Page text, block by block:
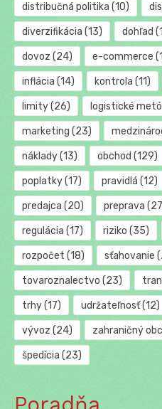
distribučná politika (10)
diverzifikácia (13) dohľad
dovoz (24) e-commerce
inflácia (14) kontrola (11)
limity(26) logistické
marketing (23)
náklady(13) obchod (129)
poplatky(17) pravidlá (12)
predajca (20) preprava
regulácia (17) riziko (35)
rozpočet (18) sťahovanie
tovaroznalectvo (23)
trhy(17) udržateľnosť(12)
vývoz (24) zahraničný
špedícia (23)